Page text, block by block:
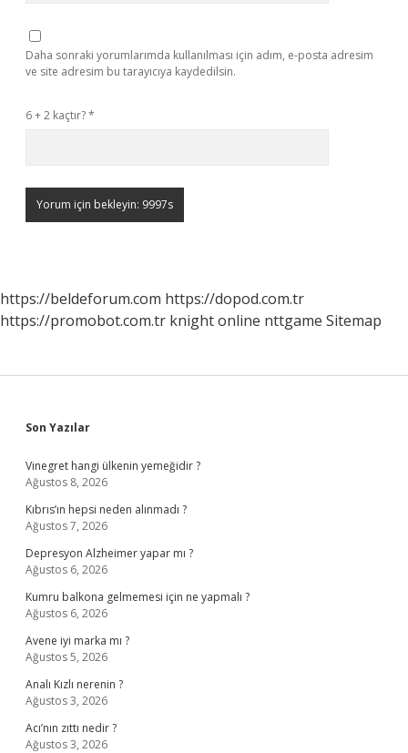
Daha sonraki yorumlarımda kullanılması için adım, e-posta adresim
ve site adresim bu tarayıcıya kaydedilsin.
6 + 2 kaçtır?*
https://beldeforum.com https://dopod.com.tr
https://promobot.com.tr knight online nttgame Sitemap
Sidebar
Son Yazılar
Vinegret hangi ülkenin yemeğidir ?
Ağustos 8, 2026
Kıbrıs’ın hepsi neden alınmadı ?
Ağustos 7, 2026
Depresyon Alzheimer yapar mı ?
Ağustos 6, 2026
Kumru balkona gelmemesi için ne yapmalı ?
Ağustos 6, 2026
Avene iyi marka mı ?
Ağustos 5, 2026
Analı Kızlı nerenin ?
Ağustos 3, 2026
Acı’nın zıttı nedir ?
Ağustos 3, 2026